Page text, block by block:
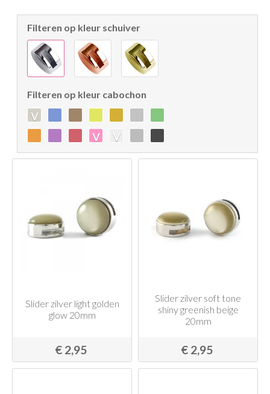
Filteren op kleur schuiver
Filteren op kleur cabochon
v
v
v
Slider zilver light golden
glow 20mm
€ 2,95
Slider zilver soft tone
shiny greenish beige
20mm
€ 2,95